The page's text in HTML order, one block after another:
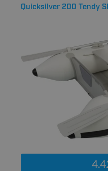
Quicksilver 200 Tendy